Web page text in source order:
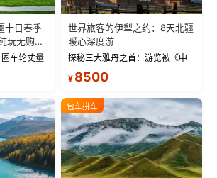
十日春季
玩无购
车轮丈量
款风格服
跟车视
世界旅客的伊犁之约：8天北疆
暖心深度游
探秘三大雅丹之首：游览被《中
三大雅丹”第一名的克拉玛依魔鬼
瓦人最大村落——禾木村，欣赏
晨雾与小木...
¥ 8500
包车拼车